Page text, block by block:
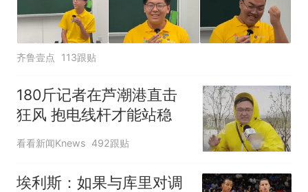
齐鲁壹点 113跟贴
180斤记者在芦潮港直击
狂风 抱电线杆才能站稳
看看新闻Knews 492跟贴
埃利斯：如果与库里对调